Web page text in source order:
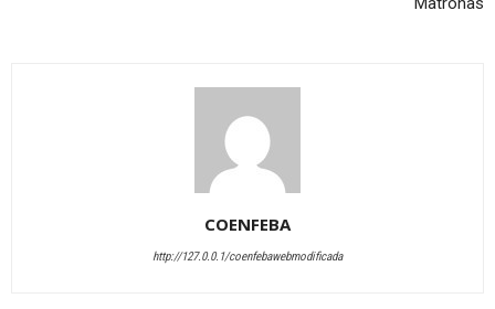
COENFEBA
http://127.0.0.1/coenfebawebmodificada